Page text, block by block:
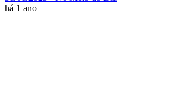
há 1 ano